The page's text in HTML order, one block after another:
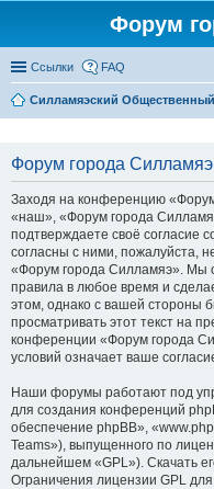
Форум
Ссылки FAQ
Силламяэский
Форум города Силламяэ
Заходя на конференцию
«наш», «Форум города
подтверждаете своё согласие
согласны с ними, пожалуйста,
«Форум города Силламяэ». Мы
правила в любое время и
этом, однако с вашей стороны
просматривать этот текст на
конференции «Форум города
условий означает ваше
Наши форумы работают под
для создания конференций
обеспечение phpBB»,
Teams»), выпущенного по
дальнейшем «GPL»). Скачать
Ограничения лицензии GPL